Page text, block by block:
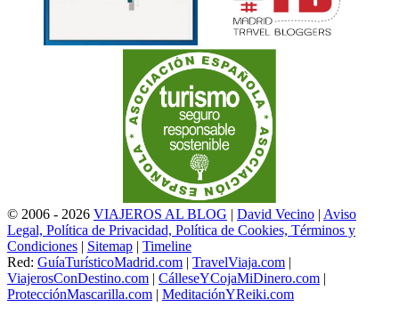
© 2006 - 2026 VIAJEROS AL BLOG | David Vecino | Aviso
Legal, Política de Privacidad, Política de Cookies, Términos y
Condiciones | Sitemap | Timeline
Red: GuíaTurísticoMadrid.com | TravelViaja.com |
ViajerosConDestino.com | CálleseYCojaMiDinero.com |
ProtecciónMascarilla.com | MeditaciónYReiki.com